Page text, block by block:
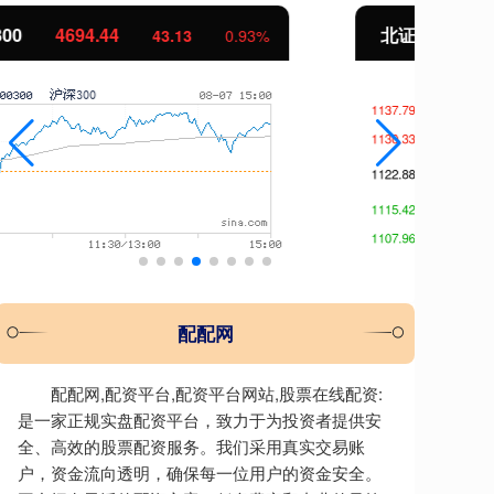
北证50 1134.24 11.37
配配网
配配网,配资平台,配资平台网站,股票在线配资:
是一家正规实盘配资平台，致力于为投资者提供安
全、高效的股票配资服务。我们采用真实交易账
户，资金流向透明，确保每一位用户的资金安全。